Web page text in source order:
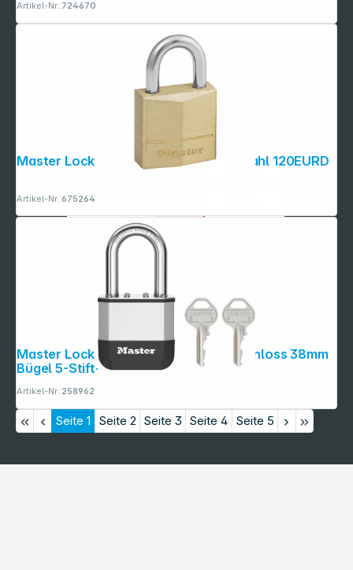
Artikel-Nr.:724670
Master Lock Vorhängeschloss aus Stahl 120EURD
Artikel-Nr.:675264
Master Lock Elite 52mm Vorhänge- schloss 38mm
Bügel 5-Stift-Zyl.
Artikel-Nr.:258962
Seite 1 Seite 2 Seite 3 Seite 4 Seite 5